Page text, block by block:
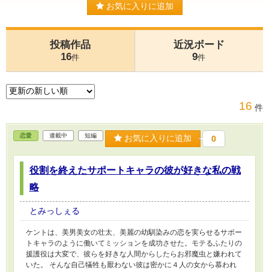
お気に入りに追加
投稿作品
16件
近況ボード
9件
16 件
恋愛 連載中 短編 お気に入りに追加 0
役割を終えたサポートキャラの彼が好きな私の戦
略
とみっしぇる
ケントは、美男美女の壮太、美麗の幼馴染みの恋を実らせるサポー
トキャラのように働いてミッションを成功させた。モテるふたりの
援護役は大変で、彼らを好きな人間からしたらお邪魔虫と嫌われて
いた。 そんな自己犠牲も厭わない彼は密かに４人の女から慕われ